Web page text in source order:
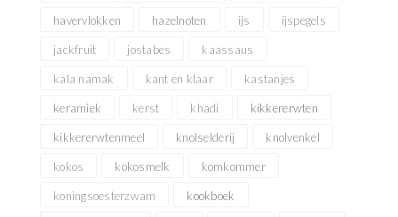
havervlokken hazelnoten ijs ijspegels
jackfruit jostabes kaassaus
kala namak kant en klaar kastanjes
keramiek kerst khadi kikkererwten
kikkererwtenmeel knolselderij knolvenkel
kokos kokosmelk komkommer
koningsoesterzwam kookboek